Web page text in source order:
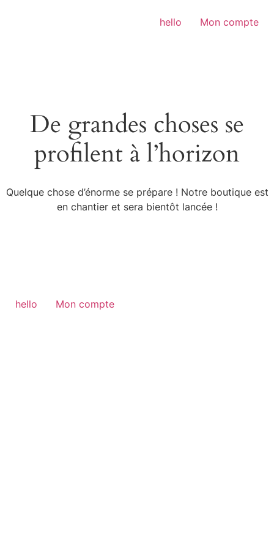
hello Mon compte
De grandes choses se
profilent à l’horizon
Quelque chose d’énorme se prépare ! Notre boutique est
en chantier et sera bientôt lancée !
hello Mon compte